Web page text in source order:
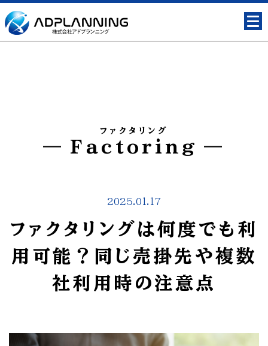
ファクタリング
Factoring
2025.01.17
ファクタリングは何度でも利
用可能？同じ売掛先や複数
社利用時の注意点